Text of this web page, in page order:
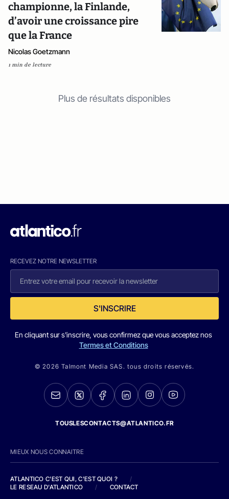
championne, la Finlande,
d’avoir une croissance pire
que la France
Nicolas Goetzmann
1 min de lecture
Plus de résultats disponibles
RECEVEZ NOTRE NEWSLETTER
S'INSCRIRE
En cliquant sur s'inscrire, vous confirmez que vous acceptez nos
Termes et Conditions
© 2026 Talmont Media SAS. tous droits réservés.
TOUSLESCONTACTS@ATLANTICO.FR
MIEUX NOUS CONNAITRE
ATLANTICO C'EST QUI, C'EST QUOI ?
/
LE RESEAU D'ATLANTICO
/ CONTACT